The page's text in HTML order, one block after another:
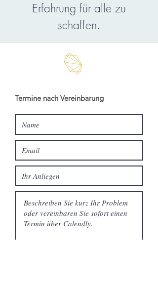
Erfahrung für alle zu
schaffen.
Termine nach Vereinbarung